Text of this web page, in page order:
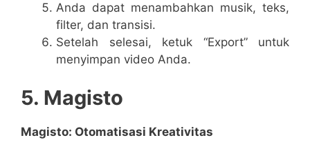
Anda dapat menambahkan musik, teks,
filter, dan transisi.
Setelah selesai, ketuk “Export” untuk
menyimpan video Anda.
5. Magisto
Magisto: Otomatisasi Kreativitas